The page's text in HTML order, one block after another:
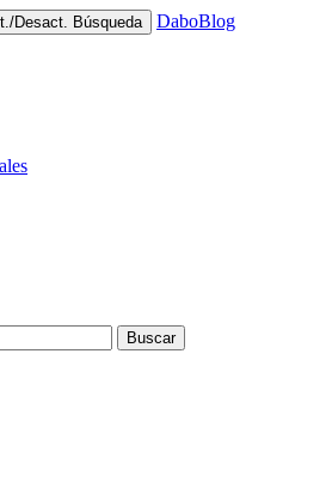
Desact. Búsqueda DaboBlog